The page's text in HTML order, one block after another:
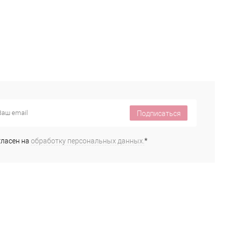
Подписаться
на обработку персональных данных. *